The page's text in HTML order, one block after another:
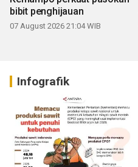
bibit penghijauan
07 August 2026 21:04 WIB
Infografik